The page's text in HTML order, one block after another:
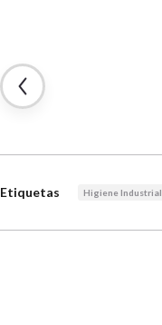
Etiquetas Higiene Industrial